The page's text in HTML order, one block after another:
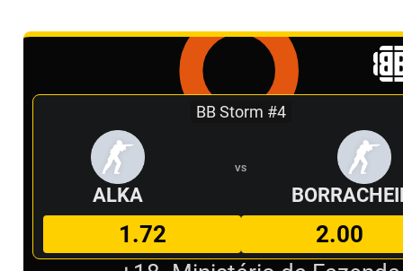
BB Storm #4
ALKA
VS
1.72
2.00